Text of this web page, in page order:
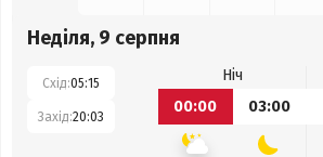
Неділя, 9 серпня
Схід:05:15
Захід:20:03
Ніч
00:00
03:00